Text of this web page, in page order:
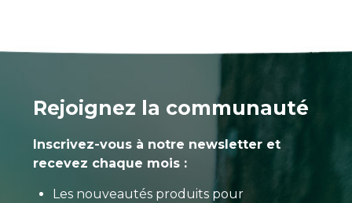
Rejoignez la communauté
Inscrivez-vous à notre newsletter et
recevez chaque mois :
Les nouveautés produits pour